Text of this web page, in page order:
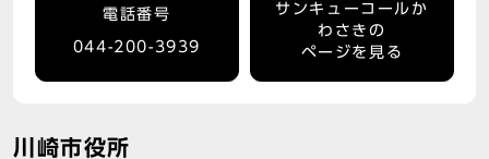
電話番号
044-200-3939
サンキューコールか
わさきの
ページを見る
川崎市役所